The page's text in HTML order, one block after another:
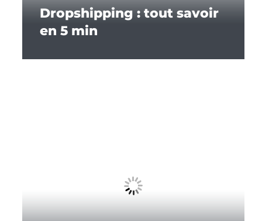
Dropshipping : tout savoir
en 5 min